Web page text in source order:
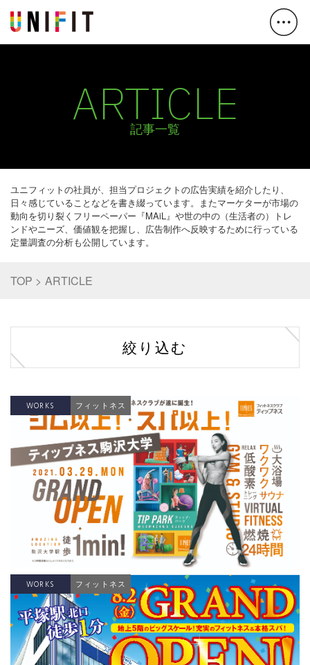
ARTICLE
記事一覧
ユニフィットの社員が、担当プロジェクトの広告実績を紹介したり、
日々感じていることなどを書き綴っています。またマーケターが市場の
動向を切り裂くフリーペーパー『MAiL』や世の中の（生活者の）トレ
ンドやニーズ、価値観を把握し、広告制作へ反映するために行っている
定量調査の分析も公開しています。
TOP ARTICLE
絞り込む
WORKS フィットネス
WORKS フィットネス